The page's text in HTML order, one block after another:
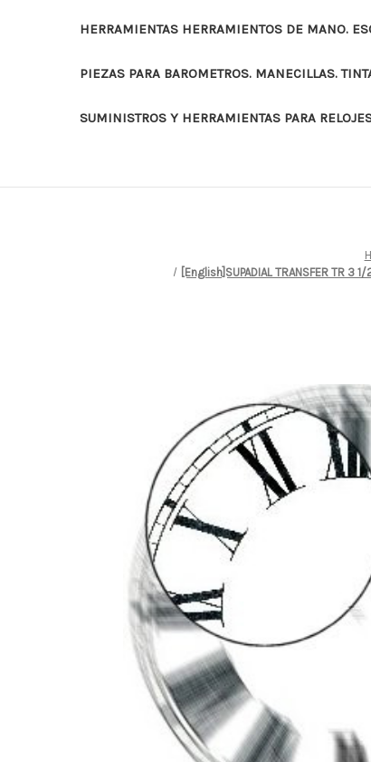
HERRAMIENTAS HERRAMIENTOS DE MANO.
PIEZAS PARA BAROMETROS. MANECILLAS.
SUMINISTROS Y HERRAMIENTAS PARA
[English]SUPADIAL TRANSFER TR 3